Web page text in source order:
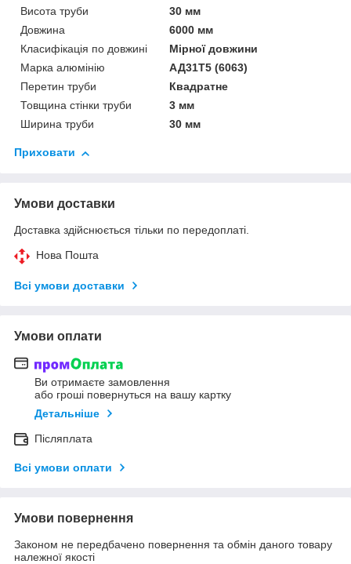
Висота труби
30 мм
Довжина
6000 мм
Класифікація по довжині
Мірної довжини
Марка алюмінію
АД31Т5 (6063)
Перетин труби
Квадратне
Товщина стінки труби
3 мм
Ширина труби
30 мм
Приховати
Умови доставки
Доставка здійснюється тільки по передоплаті.
Нова Пошта
Всі умови доставки
Умови оплати
Ви отримаєте замовлення
або гроші повернуться на вашу картку
Детальніше
Післяплата
Всі умови оплати
Умови повернення
Законом не передбачено повернення та обмін даного товару
належної якості